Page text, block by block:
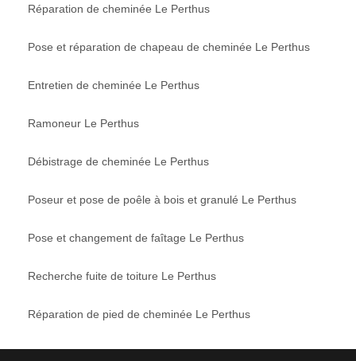
Réparation de cheminée Le Perthus
Pose et réparation de chapeau de cheminée Le Perthus
Entretien de cheminée Le Perthus
Ramoneur Le Perthus
Débistrage de cheminée Le Perthus
Poseur et pose de poêle à bois et granulé Le Perthus
Pose et changement de faîtage Le Perthus
Recherche fuite de toiture Le Perthus
Réparation de pied de cheminée Le Perthus